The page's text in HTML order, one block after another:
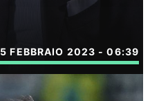
FEBBRAIO 2023 - 06:39